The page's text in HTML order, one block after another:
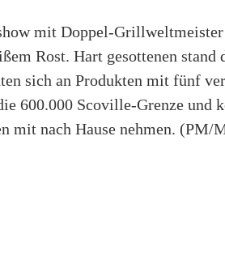
mit Doppel-
Rost. Hart gesottenen stand
sich an Produkten mit fünf
600.000 Scoville-Grenze und
mit nach Hause nehmen. (PM/